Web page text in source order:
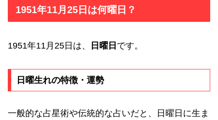
1951年11月25日は何曜日？
1951年11月25日は、 日曜日 です。
日曜生れの特徴・運勢
一般的な占星術や伝統的な占いだと、日曜日に生ま